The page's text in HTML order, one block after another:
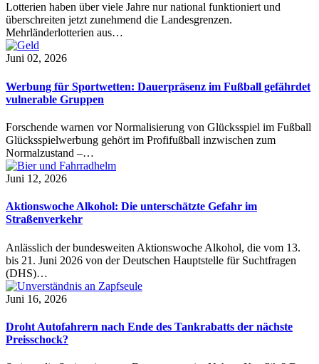
Lotterien haben über viele Jahre nur national funktioniert und
überschreiten jetzt zunehmend die Landesgrenzen.
Mehrländerlotterien aus…
Juni 02, 2026
Werbung für Sportwetten: Dauerpräsenz im Fußball gefährdet
vulnerable Gruppen
Forschende warnen vor Normalisierung von Glücksspiel im Fußball
Glücksspielwerbung gehört im Profifußball inzwischen zum
Normalzustand –…
Juni 12, 2026
Aktionswoche Alkohol: Die unterschätzte Gefahr im
Straßenverkehr
Anlässlich der bundesweiten Aktionswoche Alkohol, die vom 13.
bis 21. Juni 2026 von der Deutschen Hauptstelle für Suchtfragen
(DHS)…
Juni 16, 2026
Droht Autofahrern nach Ende des Tankrabatts der nächste
Preisschock?